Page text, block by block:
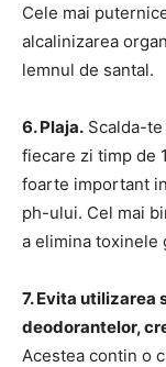
Cele mai
alcalinizarea
lemnul de santal.
6. Plaja. Scalda-
fiecare zi timp de
foarte important
ph-ului. Cel mai
a elimina toxinele
7. Evita utilizarea
deodorantelor,
Acestea contin o